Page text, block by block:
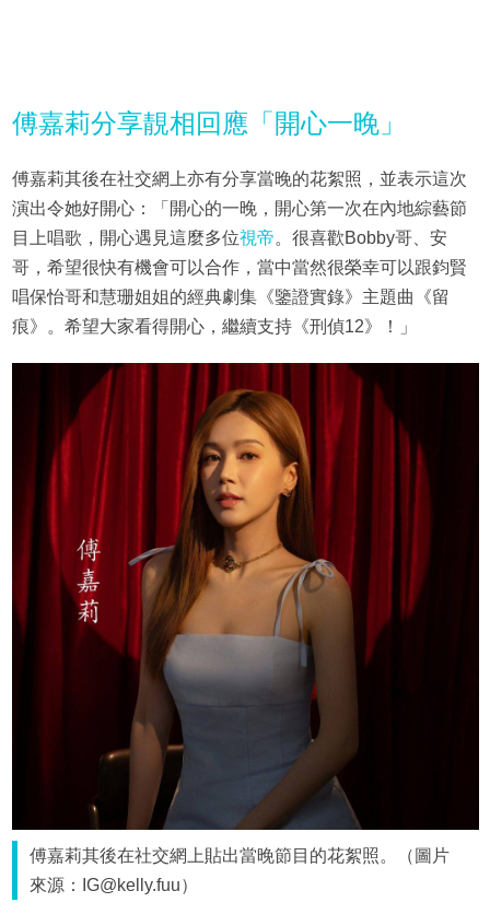
傅嘉莉分享靚相回應「開心一晚」
傅嘉莉其後在社交網上亦有分享當晚的花絮照，並表示這次
演出令她好開心：「開心的一晚，開心第一次在內地綜藝節
目上唱歌，開心遇見這麼多位視帝。很喜歡Bobby哥、安
哥，希望很快有機會可以合作，當中當然很榮幸可以跟鈞賢
唱保怡哥和慧珊姐姐的經典劇集《鑒證實錄》主題曲《留
痕》。希望大家看得開心，繼續支持《刑偵12》！」
傅嘉莉其後在社交網上貼出當晚節目的花絮照。（圖片
來源：IG@kelly.fuu）